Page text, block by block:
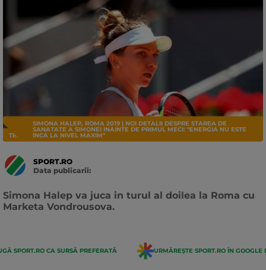
TENIS
SIMONA HALEP, ROMA 2019 | NOI DETALII DESPRE STAREA DE
SANATATE A SIMONEI INAINTE DE PRIMUL MECI: "ENERGIA NU ESTE
INCA LA NIVEL MAXIM"
SPORT.RO
Data publicarii:
Simona Halep va juca in turul al doilea la Roma cu
Marketa Vondrousova.
SPORT.RO CA SURSĂ PREFERATĂ URMĂREȘTE SPORT.RO ÎN GOOGLE